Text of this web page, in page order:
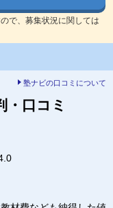
で、募集状況に関しては
塾ナビの口コミについて
・口コミ